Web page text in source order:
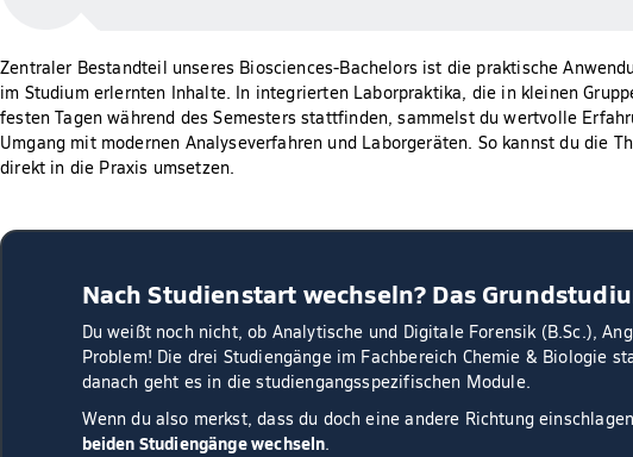
Zentraler Bestandteil unseres Biosciences-Bachelors ist die praktische
im Studium erlernten Inhalte. In integrierten Laborpraktika, die in kleinen
festen Tagen während des Semesters stattfinden, sammelst du wertvolle
Umgang mit modernen Analyseverfahren und Laborgeräten. So kannst du die
direkt in die Praxis umsetzen.
Nach Studienstart wechseln? Das
Du weißt noch nicht, ob Analytische und Digitale Forensik (B.Sc.),
Problem! Die drei Studiengänge im Fachbereich Chemie & Biologie
danach geht es in die studiengangsspezifischen Module.
Wenn du also merkst, dass du doch eine andere Richtung
beiden Studiengänge wechseln.